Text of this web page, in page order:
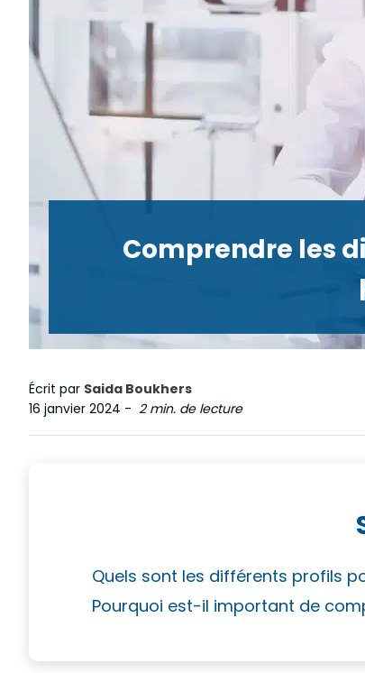
Comprendre les
Écrit par Saida Boukhers
16 janvier 2024 - 2 min. de lecture
Quels sont les différents profils
Pourquoi est-il important de